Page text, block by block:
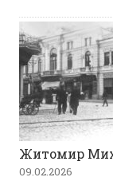
Житомир
09.02.2026